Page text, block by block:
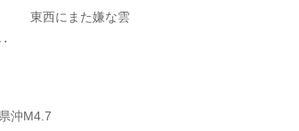
東西にまた嫌な雲
沖M4.7